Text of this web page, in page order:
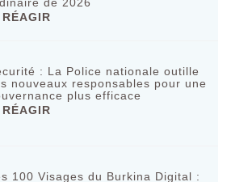
de 2026
RÉAGIR
: La Police nationale outille
nouveaux responsables pour une
plus efficace
RÉAGIR
100 Visages du Burkina Digital :